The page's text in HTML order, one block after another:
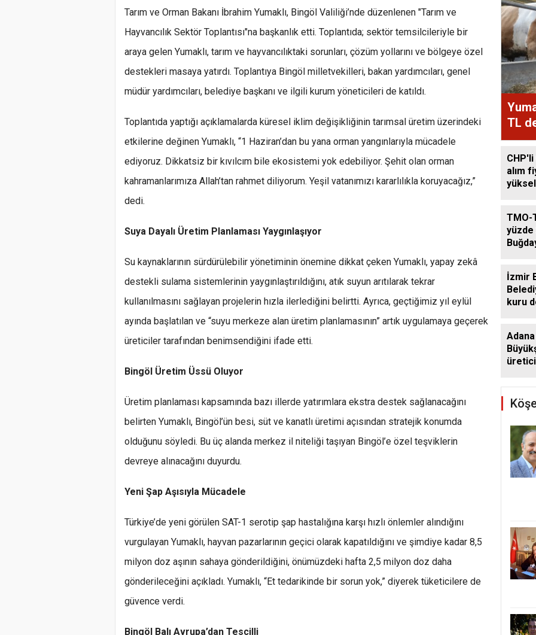
Tarım ve Orman Bakanı İbrahim Yumaklı, Bingöl Valiliği’nde düzenlenen "Tarım ve
Hayvancılık Sektör Toplantısı"na başkanlık etti. Toplantıda; sektör temsilcileriyle bir
araya gelen Yumaklı, tarım ve hayvancılıktaki sorunları, çözüm yollarını ve bölgeye özel
destekleri masaya yatırdı. Toplantıya Bingöl milletvekilleri, bakan yardımcıları, genel
müdür yardımcıları, belediye başkanı ve ilgili kurum yöneticileri de katıldı.
Toplantıda yaptığı açıklamalarda küresel iklim değişikliğinin tarımsal üretim üzerindeki
etkilerine değinen Yumaklı, “1 Haziran’dan bu yana orman yangınlarıyla mücadele
ediyoruz. Dikkatsiz bir kıvılcım bile ekosistemi yok edebiliyor. Şehit olan orman
kahramanlarımıza Allah’tan rahmet diliyorum. Yeşil vatanımızı kararlılıkla koruyacağız,”
dedi.
Suya Dayalı Üretim Planlaması Yaygınlaşıyor
Su kaynaklarının sürdürülebilir yönetiminin önemine dikkat çeken Yumaklı, yapay zekâ
destekli sulama sistemlerinin yaygınlaştırıldığını, atık suyun arıtılarak tekrar
kullanılmasını sağlayan projelerin hızla ilerlediğini belirtti. Ayrıca, geçtiğimiz yıl eylül
ayında başlatılan ve “suyu merkeze alan üretim planlamasının” artık uygulamaya geçerek
üreticiler tarafından benimsendiğini ifade etti.
Bingöl Üretim Üssü Oluyor
Üretim planlaması kapsamında bazı illerde yatırımlara ekstra destek sağlanacağını
belirten Yumaklı, Bingöl’ün besi, süt ve kanatlı üretimi açısından stratejik konumda
olduğunu söyledi. Bu üç alanda merkez il niteliği taşıyan Bingöl’e özel teşviklerin
devreye alınacağını duyurdu.
Yeni Şap Aşısıyla Mücadele
Türkiye’de yeni görülen SAT-1 serotip şap hastalığına karşı hızlı önlemler alındığını
vurgulayan Yumaklı, hayvan pazarlarının geçici olarak kapatıldığını ve şimdiye kadar 8,5
milyon doz aşının sahaya gönderildiğini, önümüzdeki hafta 2,5 milyon doz daha
gönderileceğini açıkladı. Yumaklı, “Et tedarikinde bir sorun yok,” diyerek tüketicilere de
güvence verdi.
Bingöl Balı Avrupa’dan Tescilli
TL
CHP'li
alım
TMO-
yüzde
İzmir
kuru
Adana